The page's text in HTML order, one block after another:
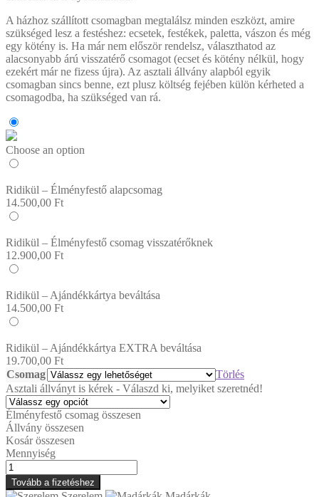
A házhoz szállított csomagban megtalálsz minden eszközt, amire
szükséged lesz a festéshez: ecsetek, festékek, paletta, vászon és még
egy kötény is. Ha már nem először rendelsz, választhatod az
alacsonyabb árú visszatérő csomagot (ecset és kötény nélkül, hogy
ezekért már ne fizess újra). Az asztali állvány alapból egyik
csomagban sincs benne, ezt plusz költség fejében külön kérheted a
csomagodba, ha szükséged van rá.
Choose an option
Ridikül – Élményfestő alapcsomag
14.500,00 Ft
Ridikül – Élményfestő csomag visszatérőknek
12.900,00 Ft
Ridikül – Ajándékkártya beváltása
14.500,00 Ft
Ridikül – Ajándékkártya EXTRA beváltása
19.700,00 Ft
Csomag
Törlés
Asztali állványt is kérek - Válaszd ki, melyiket szeretnéd!
Élményfestő csomag összesen
Állvány összesen
Kosár összesen
Mennyiség
Ridikül
mennyiség
Tovább a fizetéshez